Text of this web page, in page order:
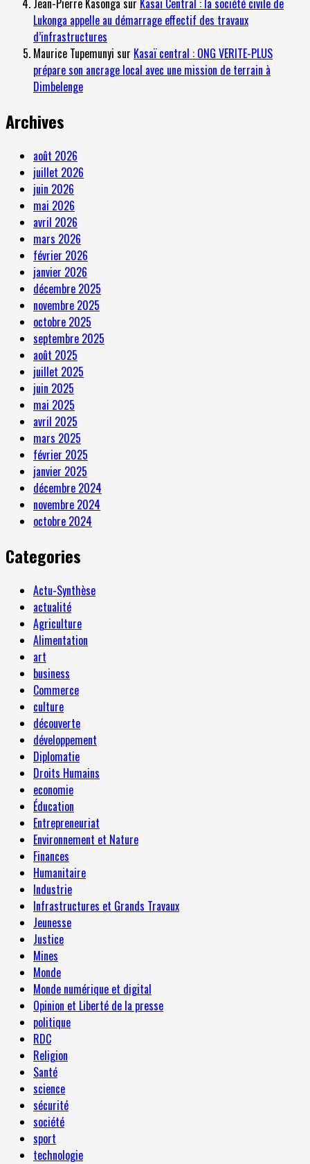
Jean-Pierre Kasonga sur Kasaï Central : la société civile de
Lukonga appelle au démarrage effectif des travaux
d’infrastructures
Maurice Tupemunyi sur Kasaï central : ONG VERITE-PLUS
prépare son ancrage local avec une mission de terrain à
Dimbelenge
Archives
août 2026
juillet 2026
juin 2026
mai 2026
avril 2026
mars 2026
février 2026
janvier 2026
décembre 2025
novembre 2025
octobre 2025
septembre 2025
août 2025
juillet 2025
juin 2025
mai 2025
avril 2025
mars 2025
février 2025
janvier 2025
décembre 2024
novembre 2024
octobre 2024
Categories
Actu-Synthèse
actualité
Agriculture
Alimentation
art
business
Commerce
culture
découverte
développement
Diplomatie
Droits Humains
economie
Éducation
Entrepreneuriat
Environnement et Nature
Finances
Humanitaire
Industrie
Infrastructures et Grands Travaux
Jeunesse
Justice
Mines
Monde
Monde numérique et digital
Opinion et Liberté de la presse
politique
RDC
Religion
Santé
science
sécurité
société
sport
technologie